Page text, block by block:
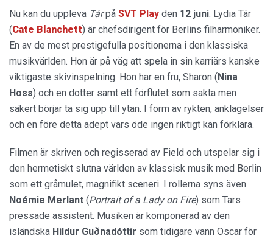
Nu kan du uppleva Tárpå SVT Play den 12 juni. Lydia Tár
(Cate Blanchett) är chefsdirigent för Berlins filharmoniker.
En av de mest prestigefulla positionerna i den klassiska
musikvärlden. Hon är på väg att spela in sin karriärs kanske
viktigaste skivinspelning. Hon har en fru, Sharon (Nina
Hoss) och en dotter samt ett förflutet som sakta men
säkert börjar ta sig upp till ytan. I form av rykten, anklagelser
och en före detta adept vars öde ingen riktigt kan förklara.
Filmen är skriven och regisserad av Field och utspelar sig i
den hermetiskt slutna världen av klassisk musik med Berlin
som ett gråmulet, magnifikt sceneri. I rollerna syns även
Noémie Merlant (Portrait of a Lady on Fire) som Tars
pressade assistent. Musiken är komponerad av den
isländska Hildur Guðnadóttir som tidigare vann Oscar för